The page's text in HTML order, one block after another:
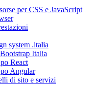
per CSS e JavaScript
system .italia
Italia
React
Angular
di sito e servizi